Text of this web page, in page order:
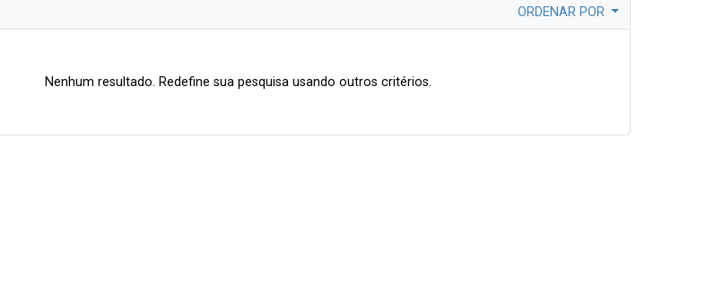
ORDENAR POR
Nenhum resultado. Redefine sua pesquisa usando outros critérios.